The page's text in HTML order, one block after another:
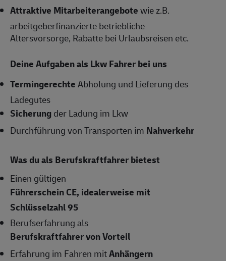
Attraktive Mitarbeiterangebotewie z.B.
arbeitgeberfinanzierte betriebliche
Altersvorsorge, Rabatte bei Urlaubsreisen etc.
Deine Aufgaben als Lkw Fahrer bei uns
TermingerechteAbholung und Lieferung des
Ladegutes
Sicherungder Ladung im Lkw
Durchführung von Transporten im Nahverkehr
Was du als Berufskraftfahrer bietest
Einen gültigen
Führerschein CE, idealerweise mit
Schlüsselzahl 95
Berufserfahrung als
Berufskraftfahrer von Vorteil
Erfahrung im Fahren mitAnhängern